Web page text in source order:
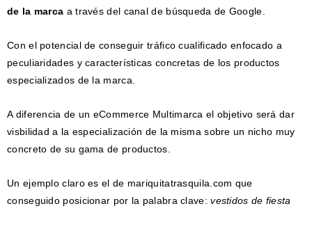
de la marca a través del canal de búsqueda de Google.
Con el potencial de conseguir tráfico cualificado enfocado a
peculiaridades y características concretas de los productos
especializados de la marca.
A diferencia de un eCommerce Multimarca el objetivo será dar
visbilidad a la especialización de la misma sobre un nicho muy
concreto de su gama de productos.
Un ejemplo claro es el de mariquitatrasquila.com que
conseguido posicionar por la palabra clave:vestidos de fiesta